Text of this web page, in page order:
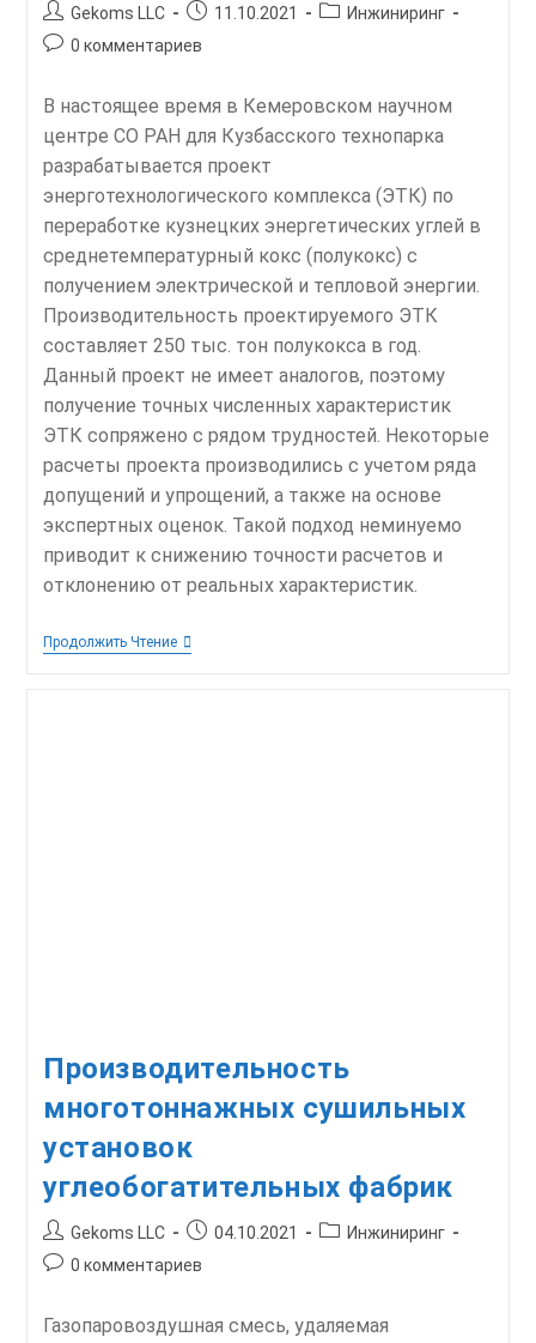
Автор
записи:
Gekoms LLC
Запись11.10.2021
Рубрика
Инжиниринг
Комментарии
записи:
0 комментариев
В настоящее время в Кемеровском научном
центре СО РАН для Кузбасского технопарка
разрабатывается проект
энерготехнологического комплекса (ЭТК) по
переработке кузнецких энергетических углей в
среднетемпературный кокс (полукокс) с
получением электрической и тепловой энергии.
Производительность проектируемого ЭТК
составляет 250 тыс. тон полукокса в год.
Данный проект не имеет аналогов, поэтому
получение точных численных характеристик
ЭТК сопряжено с рядом трудностей. Некоторые
расчеты проекта производились с учетом ряда
допущений и упрощений, а также на основе
экспертных оценок. Такой подход неминуемо
приводит к снижению точности расчетов и
отклонению от реальных характеристик.
Продолжить ЧтениеОпределение
Производительность
многотоннажных сушильных
установок
углеобогатительных фабрик
Автор
записи:
Gekoms LLC
Запись04.10.2021
Рубрика
Инжиниринг
Комментарии
0 комментариев
Газопаровоздушная смесь, удаляемая